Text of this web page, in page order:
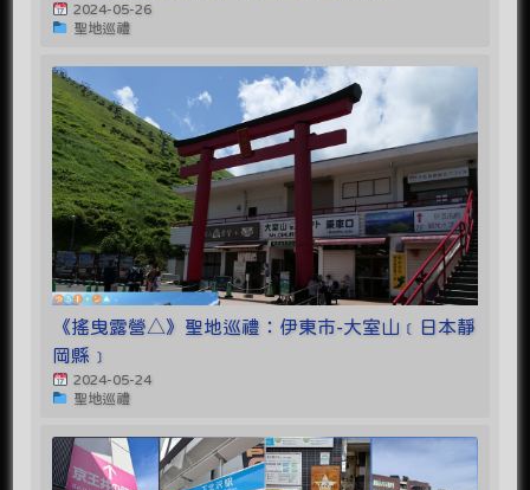
2024-05-26
聖地巡禮
《搖曳露營△》聖地巡禮：伊東市-大室山﹝日本靜
岡縣﹞
2024-05-24
聖地巡禮